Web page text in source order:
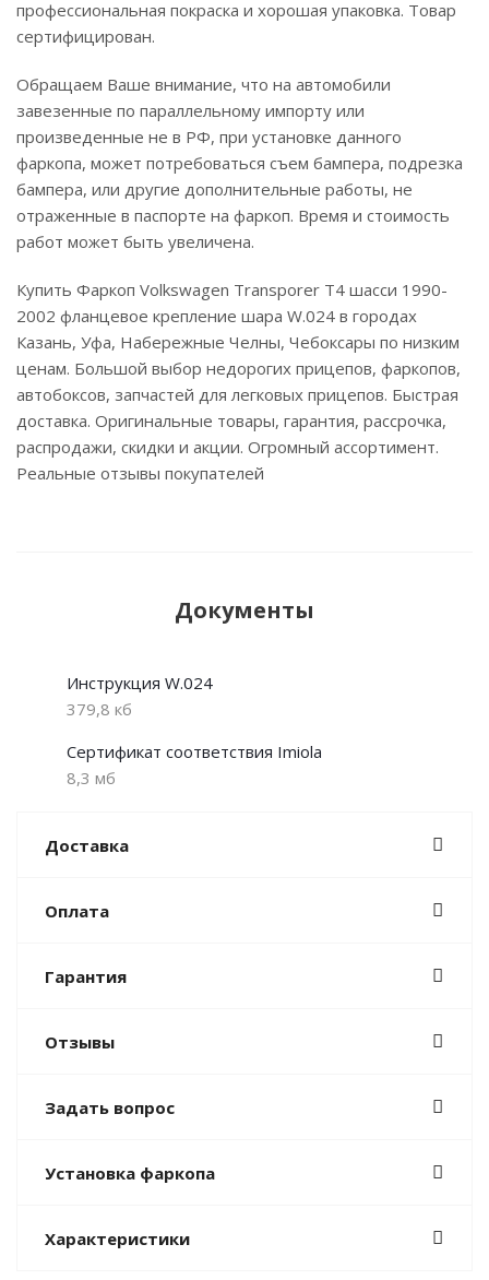
профессиональная покраска и хорошая упаковка. Товар
сертифицирован.
Обращаем Ваше внимание, что на автомобили
завезенные по параллельному импорту или
произведенные не в РФ, при установке данного
фаркопа, может потребоваться съем бампера, подрезка
бампера, или другие дополнительные работы, не
отраженные в паспорте на фаркоп. Время и стоимость
работ может быть увеличена.
Купить Фаркоп Volkswagen Transporer T4 шасси 1990-
2002 фланцевое крепление шара W.024 в городах
Казань, Уфа, Набережные Челны, Чебоксары по низким
ценам. Большой выбор недорогих прицепов, фаркопов,
автобоксов, запчастей для легковых прицепов. Быстрая
доставка. Оригинальные товары, гарантия, рассрочка,
распродажи, скидки и акции. Огромный ассортимент.
Реальные отзывы покупателей
Документы
Инструкция W.024
379,8 кб
Сертификат соответствия Imiola
8,3 мб
Доставка
Оплата
Гарантия
Отзывы
Задать вопрос
Установка фаркопа
Характеристики